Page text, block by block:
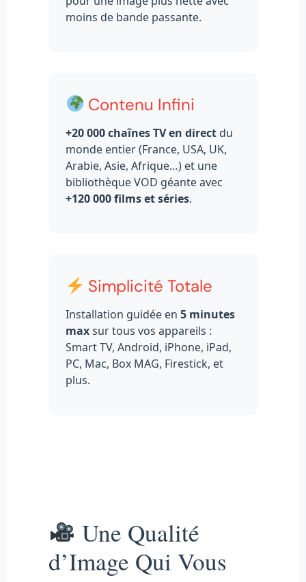
moins de bande passante.
Contenu Infini
+20 000 chaînes TV en directdu
monde entier (France, USA, UK,
Arabie, Asie, Afrique…) et une
bibliothèque VOD géante avec
+120 000 films et séries.
Simplicité Totale
Installation guidée en 5 minutes
maxsur tous vos appareils :
Smart TV, Android, iPhone, iPad,
PC, Mac, Box MAG, Firestick, et
plus.
Une Qualité
d’Image Qui Vous